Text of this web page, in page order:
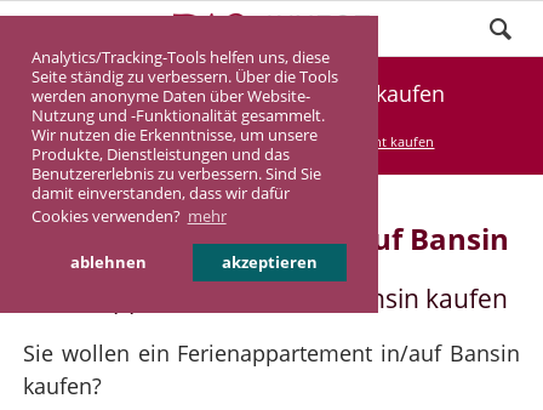
Analytics/Tracking-Tools helfen uns, diese
Seite ständig zu verbessern. Über die Tools
werden anonyme Daten über Website-
Nutzung und -Funktionalität gesammelt.
Wir nutzen die Erkenntnisse, um unsere
Produkte, Dienstleistungen und das
Benutzererlebnis zu verbessern. Sind Sie
damit einverstanden, dass wir dafür
Cookies verwenden? mehr
ablehnen akzeptieren
Ferienappartement Bansin kaufen
DASINVEST Service Ferienappartement kaufen
Ferienappartement in/auf Bansin
Ferienappartement in/auf Bansin kaufen
Sie wollen ein Ferienappartement in/auf Bansin
kaufen?